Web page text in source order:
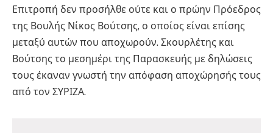
Επιτροπή δεν προσήλθε ούτε και ο πρώην Πρόεδρος
της Βουλής Νίκος Βούτσης, ο οποίος είναι επίσης
μεταξύ αυτών που αποχωρούν. Σκουρλέτης και
Βούτσης το μεσημέρι της Παρασκευής με δηλώσεις
τους έκαναν γνωστή την απόφαση αποχώρησής τους
από τον ΣΥΡΙΖΑ.